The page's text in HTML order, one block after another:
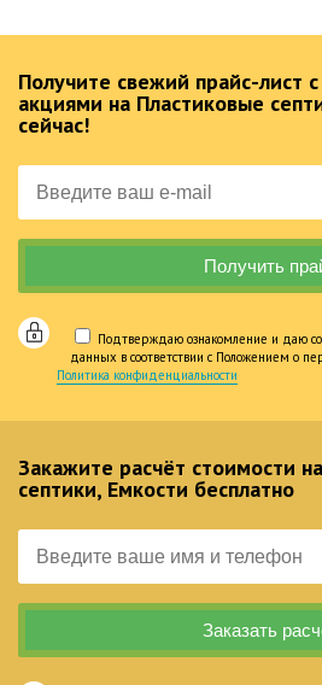
Получите свежий прайс-лист
акциями на Пластиковые
сейчас!
Подтверждаю ознакомление и даю
данных в соответствии с Положением о
Политика конфиденциальности
Закажите расчёт стоимости
септики, Емкости бесплатно